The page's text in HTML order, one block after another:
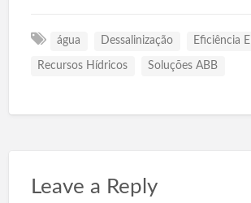
água Dessalinização Eficiência
Recursos Hídricos Soluções ABB
Leave a Reply